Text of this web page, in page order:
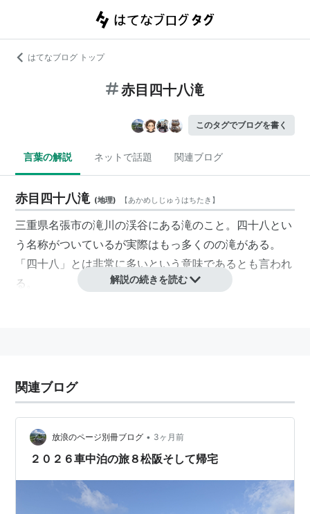
はてなブログ トップ
赤目四十八滝
このタグでブログを書く
言葉の解説 ネットで話題 関連ブログ
赤目四十八滝 (地理) 【あかめしじゅうはちたき 】
三重県名張市の滝川の渓谷にある滝のこと。四十八とい
う名称がついているが実際はもっ多くのの滝がある。
「四十八」とは非常に多いという意味であるとも言われ
る。
解説の続きを読む
関連ブログ
放浪のページ別冊ブログ • 3ヶ月前
２０２６車中泊の旅８松阪そして帰宅